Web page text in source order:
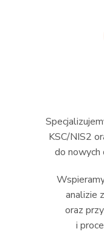
KSC/NIS2
do nowych
analizie
oraz
i